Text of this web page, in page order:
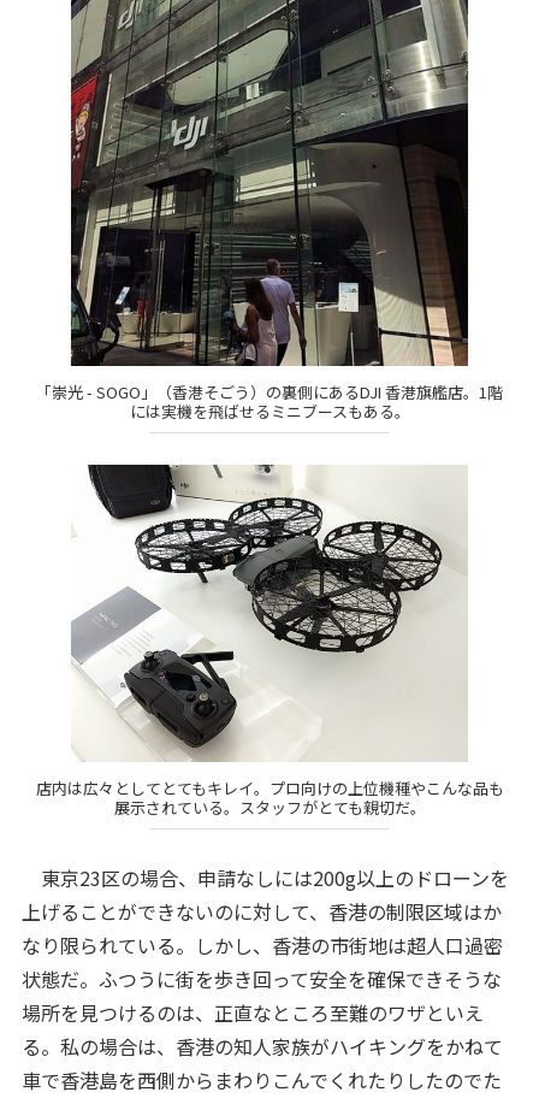
「崇光 - SOGO」（香港そごう）の裏側にあるDJI 香港旗艦店。1階
には実機を飛ばせるミニブースもある。
店内は広々としてとてもキレイ。プロ向けの上位機種やこんな品も
展示されている。スタッフがとても親切だ。
東京23区の場合、申請なしには200g以上のドローンを
上げることができないのに対して、香港の制限区域はか
なり限られている。しかし、香港の市街地は超人口過密
状態だ。ふつうに街を歩き回って安全を確保できそうな
場所を見つけるのは、正直なところ至難のワザといえ
る。私の場合は、香港の知人家族がハイキングをかねて
車で香港島を西側からまわりこんでくれたりしたのでた